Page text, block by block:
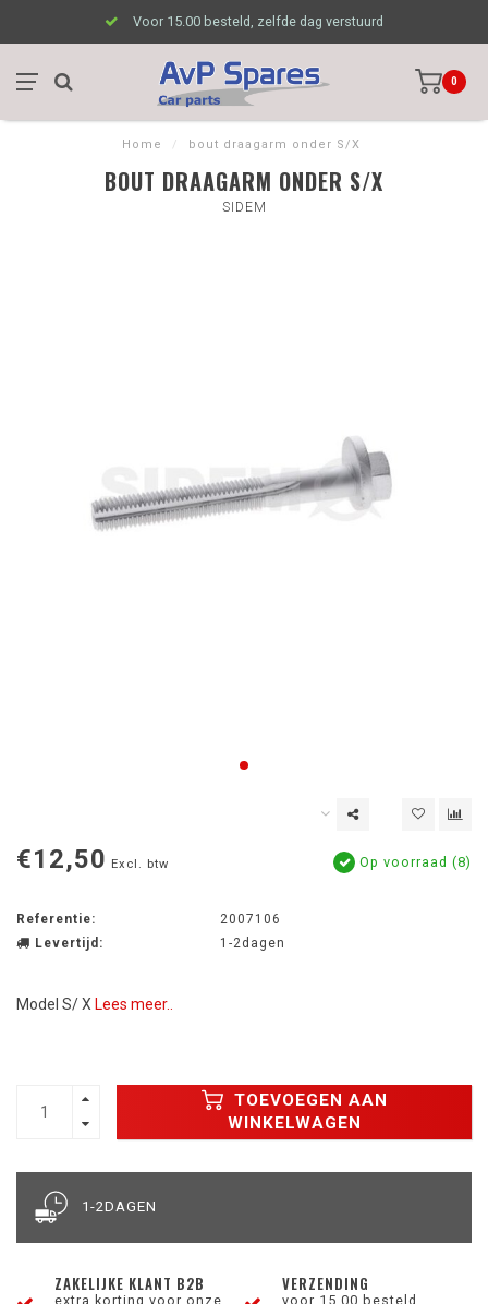
Voor 15.00 besteld, zelfde dag verstuurd
0
Home / bout draagarm onder S/X
BOUT DRAAGARM ONDER S/X
SIDEM
€12,50 Excl. btw Op voorraad (8)
Referentie:
2007106
Levertijd:
1-2dagen
Model S/ X Lees meer..
TOEVOEGEN AAN
WINKELWAGEN
1-2DAGEN
ZAKELIJKE KLANT B2B
extra korting voor onze
VERZENDING
voor 15.00 besteld,